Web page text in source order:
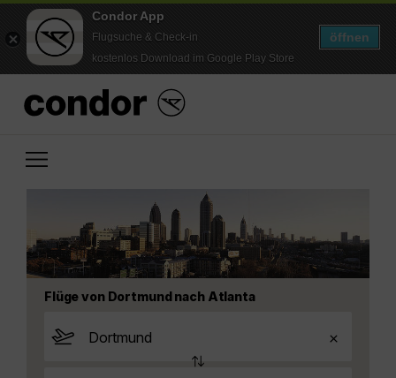
Condor App
Flugsuche & Check-in
kostenlos Download im Google Play Store
öffnen
Flüge von Dortmund nach Atlanta